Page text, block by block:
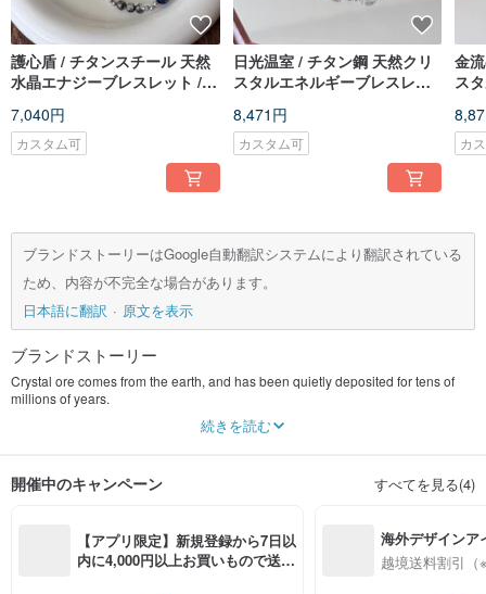
護心盾 / チタンスチール 天然
水晶エナジーブレスレット /
定コレクション
7,040円
カスタム可
日光温室 / チタン鋼 天然クリ
スタルエネルギーブレスレッ
8,471円
カスタム可
金
ス
カ
ブランドストーリーはGoogle自動翻訳システムにより翻訳されている
ため、内容が不完全な場合があります。
日本語に翻訳
原文を表示
ブランドストーリー
Crystal ore comes from the earth, and has been quietly deposited for tens of
millions of years.
It embodies the aura of nature and the wisdom of time.
We take a touch of light from it, blend it with design and material selection, and
May the seeds of faith you have planted quietly sprout and grow in your life,
remind you that loving yourself is the most gentle blessing.
Island light𝐥𝐬𝐥𝐞 𝐨𝐟 𝐋𝐢𝐠𝐡𝐭 ⟡ 𝐂𝐫𝐲𝐬𝐭𝐚𝐥 𝐉𝐞𝐰𝐞𝐥𝐫𝐲 𝐃𝐞𝐬𝐢𝐠𝐧
続きを読む
開催中のキャンペーン すべてを見る(4)
【アプリ限定】新規登録から7日以
内に4,000円以上お買いもので送料
海外デザインア
入
越境送料割引（